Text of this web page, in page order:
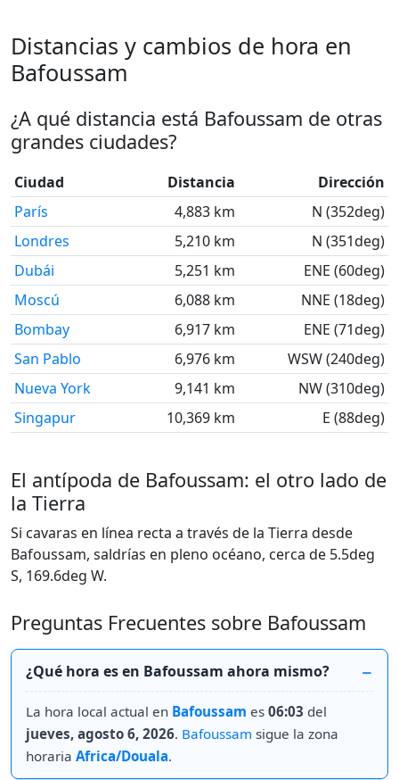
Distancias y cambios de hora en
Bafoussam
¿A qué distancia está Bafoussam de otras
grandes ciudades?
Ciudad Distancia
Dirección
París
4,883 km
N (352deg)
Londres
5,210 km
N (351deg)
Dubái
5,251 km
ENE (60deg)
Moscú
6,088 km
NNE (18deg)
Bombay
6,917 km
ENE (71deg)
San Pablo
6,976 km
WSW (240deg)
Nueva York
9,141 km
NW (310deg)
Singapur
10,369 km E (88deg)
El antípoda de Bafoussam: el otro lado de
la Tierra
Si cavaras en línea recta a través de la Tierra desde
Bafoussam, saldrías en pleno océano, cerca de 5.5deg
S, 169.6deg W.
Preguntas Frecuentes sobre Bafoussam
¿Qué hora es en Bafoussam ahora mismo?
La hora local actual en Bafoussam es 06:03 del
jueves, agosto 6, 2026. Bafoussam sigue la zona
horaria Africa/Douala.